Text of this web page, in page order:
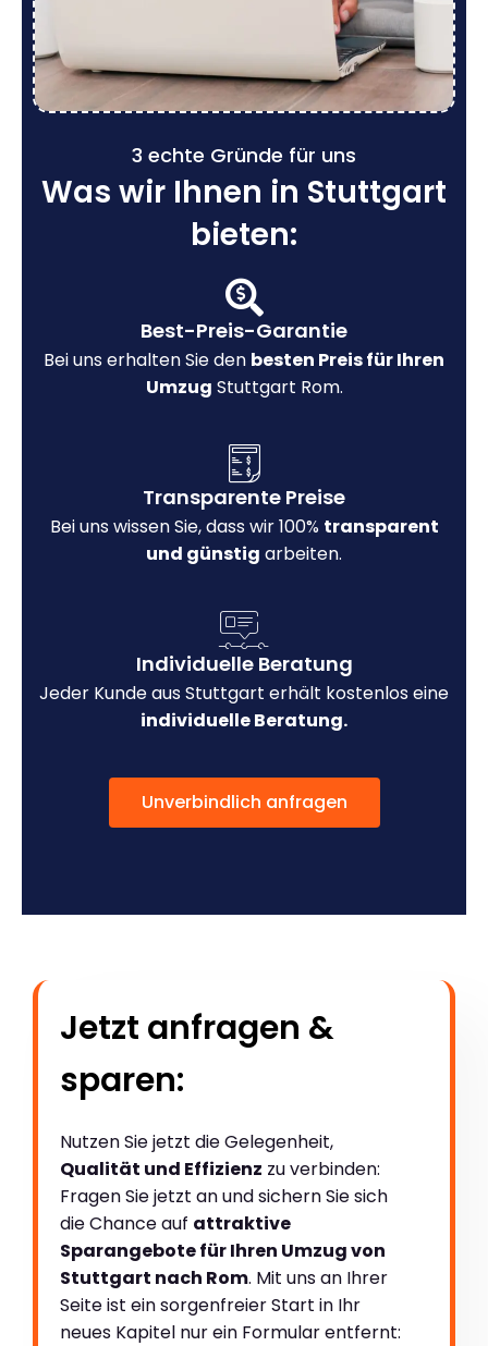
3 echte Gründe für uns
Was wir Ihnen in Stuttgart
bieten:
Best-Preis-Garantie
Bei uns erhalten Sie den besten Preis für Ihren
Umzug Stuttgart Rom.
Transparente Preise
Bei uns wissen Sie, dass wir 100% transparent
und günstig arbeiten.
Individuelle Beratung
Jeder Kunde aus Stuttgart erhält kostenlos eine
individuelle Beratung.
Unverbindlich anfragen
Jetzt anfragen &
sparen:
Nutzen Sie jetzt die Gelegenheit,
Qualität und Effizienz zu verbinden:
Fragen Sie jetzt an und sichern Sie sich
die Chance auf attraktive
Sparangebote für Ihren Umzug von
Stuttgart nach Rom. Mit uns an Ihrer
Seite ist ein sorgenfreier Start in Ihr
neues Kapitel nur ein Formular entfernt: